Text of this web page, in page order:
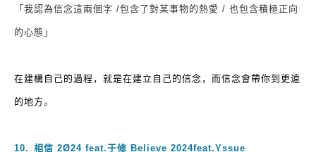
「我認為信念這兩個字 /包含了對某事物的熱愛 / 也包含積極正向
的心態」
在建構自己的過程，就是在建立自己的信念，而信念會帶你到更遠
的地方。
10. 相信 2Ø24 feat.于修 Believe 2024feat.Yssue